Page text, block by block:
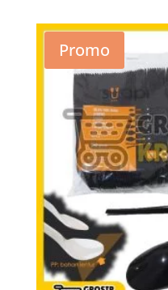
Rp13.100.
Promo